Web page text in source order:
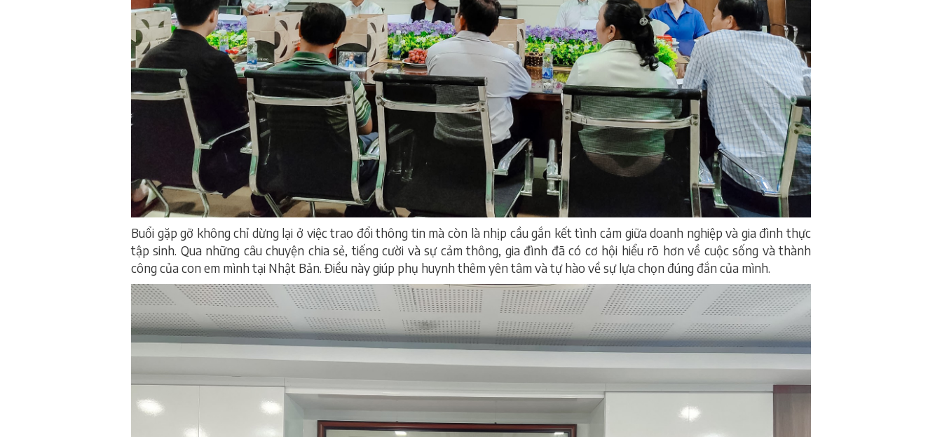
Buổi gặp gỡ không chỉ dừng lại ở việc trao đổi thông tin mà còn là nhịp cầu gắn kết tình cảm giữa doanh nghiệp và gia đình thực
tập sinh. Qua những câu chuyện chia sẻ, tiếng cười và sự cảm thông, gia đình đã có cơ hội hiểu rõ hơn về cuộc sống và thành
công của con em mình tại Nhật Bản. Điều này giúp phụ huynh thêm yên tâm và tự hào về sự lựa chọn đúng đắn của mình.